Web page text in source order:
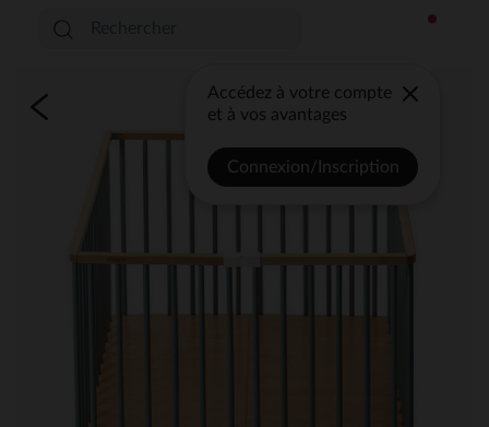
Accédez à votre compte
et à vos avantages
Connexion/Inscription